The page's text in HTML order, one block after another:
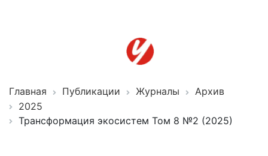
Главная Публикации Журналы
Архив
2025
Трансформация экосистем Том 8 №2 (2025)